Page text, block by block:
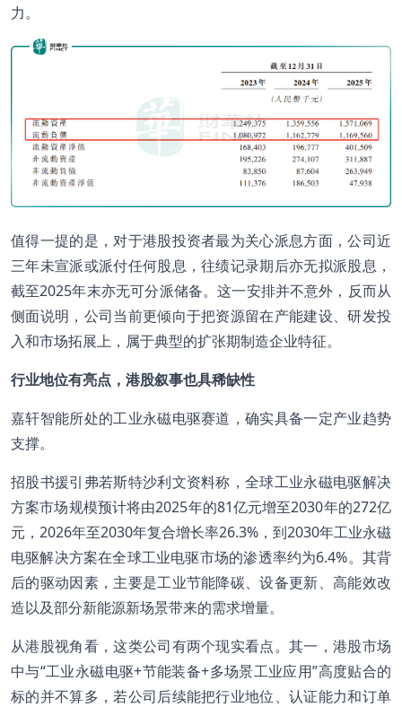
力。
值得一提的是，对于港股投资者最为关心派息方面，公司近
三年未宣派或派付任何股息，往绩记录期后亦无拟派股息，
截至2025年末亦无可分派储备。这一安排并不意外，反而从
侧面说明，公司当前更倾向于把资源留在产能建设、研发投
入和市场拓展上，属于典型的扩张期制造企业特征。
行业地位有亮点，港股叙事也具稀缺性
嘉轩智能所处的工业永磁电驱赛道，确实具备一定产业趋势
支撑。
招股书援引弗若斯特沙利文资料称，全球工业永磁电驱解决
方案市场规模预计将由2025年的81亿元增至2030年的272亿
元，2026年至2030年复合增长率26.3%，到2030年工业永磁
电驱解决方案在全球工业电驱市场的渗透率约为6.4%。其背
后的驱动因素，主要是工业节能降碳、设备更新、高能效改
造以及部分新能源新场景带来的需求增量。
从港股视角看，这类公司有两个现实看点。其一，港股市场
中与“工业永磁电驱+节能装备+多场景工业应用”高度贴合的
标的并不算多，若公司后续能把行业地位、认证能力和订单